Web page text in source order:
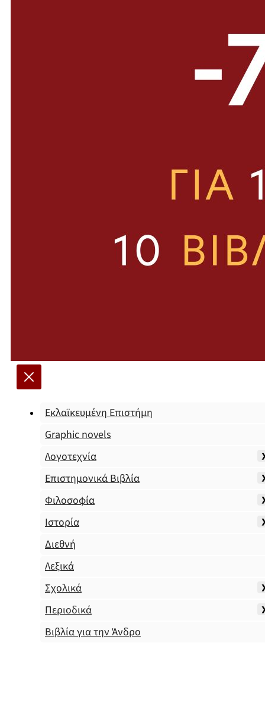
Εκλαϊκευμένη Επιστήμη
Graphic novels
Λογοτεχνία
Επιστημονικά Βιβλία
Φιλοσοφία
Ιστορία
Διεθνή
Λεξικά
Σχολικά
Περιοδικά
Βιβλία για την Άνδρο